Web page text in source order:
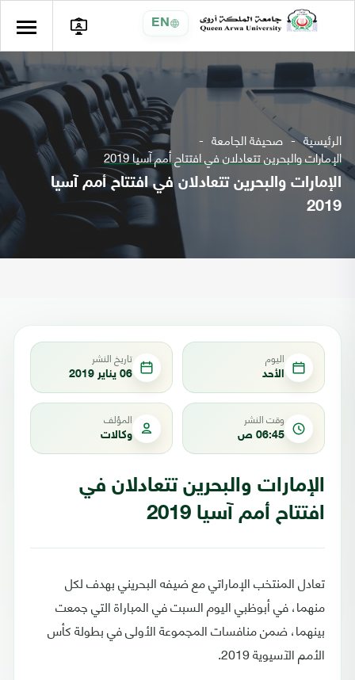
EN
الرئيسية صحيفة الجامعة
الإمارات والبحرين تتعادلان في افتتاح أمم آسيا 2019
الإمارات والبحرين تتعادلان في افتتاح أمم آسيا
2019
اليوم
الأحد
تاريخ النشر
06 يناير 2019
وقت النشر
06:45 ص
المؤلف
وكالات
الإمارات والبحرين تتعادلان في
افتتاح أمم آسيا 2019
تعادل المنتخب الإماراتي مع ضيفه البحريني بهدف لكل
منهما، في أبوظبي اليوم السبت في المباراة التي جمعت
بينهما، ضمن منافسات المجموعة الأولى في بطولة كأس
الأمم الآسيوية 2019.